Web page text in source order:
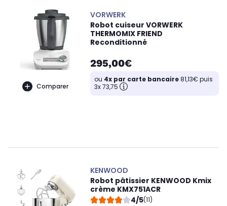
Comparer
VORWERK
Robot cuiseur VORWERK
THERMOMIX FRIEND
Reconditionné
295,00€
ou 4x par carte bancaire81,13€ puis
3x 73,75
KENWOOD
Robot pâtissier KENWOOD Kmix
crème KMX751ACR
4/5(11)